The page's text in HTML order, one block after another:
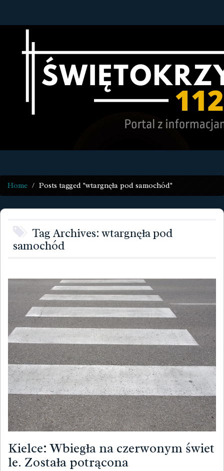
Home Posts tagged "wtargnęła pod samochód"
Tag Archives: wtargnęła pod
samochód
Kielce: Wbiegła na czerwonym świet
le. Została potrącona